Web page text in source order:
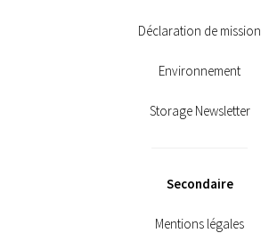
Déclaration de mission
Environnement
Storage Newsletter
Secondaire
Mentions légales